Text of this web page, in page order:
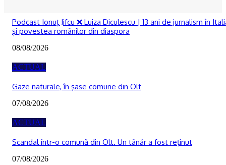
Podcast Ionuţ Jifcu ❌ Luiza Diculescu | 13 ani de jurnalism în
și povestea românilor din diaspora
08/08/2026
ACTUAL
Gaze naturale, în şase comune din Olt
07/08/2026
ACTUAL
Scandal într-o comună din Olt. Un tânăr a fost reţinut
07/08/2026